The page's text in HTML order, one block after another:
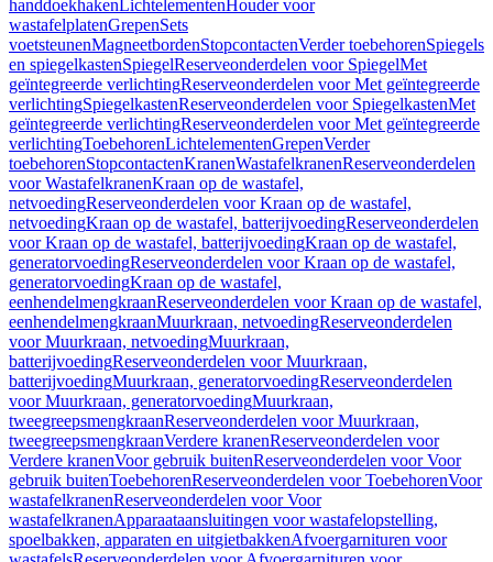
handdoekhakenLichtelementenHouder voor
wastafelplatenGrepenSets
voetsteunenMagneetbordenStopcontactenVerder toebehorenSpiegels
en spiegelkastenSpiegelReserveonderdelen voor SpiegelMet
geïntegreerde verlichtingReserveonderdelen voor Met geïntegreerde
verlichtingSpiegelkastenReserveonderdelen voor SpiegelkastenMet
geïntegreerde verlichtingReserveonderdelen voor Met geïntegreerde
verlichtingToebehorenLichtelementenGrepenVerder
toebehorenStopcontactenKranenWastafelkranenReserveonderdelen
voor WastafelkranenKraan op de wastafel,
netvoedingReserveonderdelen voor Kraan op de wastafel,
netvoedingKraan op de wastafel, batterijvoedingReserveonderdelen
voor Kraan op de wastafel, batterijvoedingKraan op de wastafel,
generatorvoedingReserveonderdelen voor Kraan op de wastafel,
generatorvoedingKraan op de wastafel,
eenhendelmengkraanReserveonderdelen voor Kraan op de wastafel,
eenhendelmengkraanMuurkraan, netvoedingReserveonderdelen
voor Muurkraan, netvoedingMuurkraan,
batterijvoedingReserveonderdelen voor Muurkraan,
batterijvoedingMuurkraan, generatorvoedingReserveonderdelen
voor Muurkraan, generatorvoedingMuurkraan,
tweegreepsmengkraanReserveonderdelen voor Muurkraan,
tweegreepsmengkraanVerdere kranenReserveonderdelen voor
Verdere kranenVoor gebruik buitenReserveonderdelen voor Voor
gebruik buitenToebehorenReserveonderdelen voor ToebehorenVoor
wastafelkranenReserveonderdelen voor Voor
wastafelkranenApparaataansluitingen voor wastafelopstelling,
spoelbakken, apparaten en uitgietbakkenAfvoergarnituren voor